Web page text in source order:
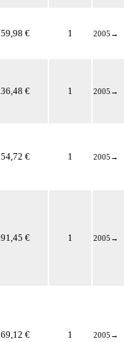
59,98 € 1 2005 →
36,48 € 1 2005 →
54,72 € 1 2005 →
91,45 € 1 2005 →
69,12 € 1 2005 →